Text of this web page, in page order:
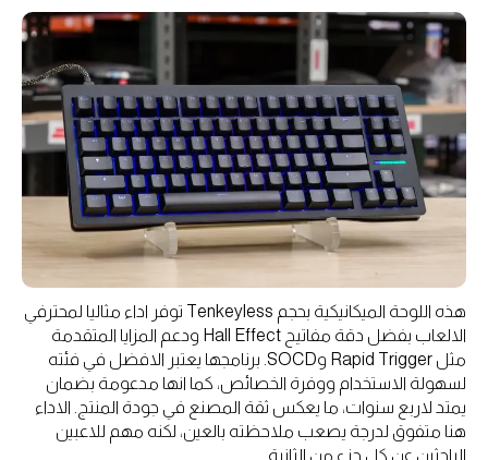
هذه اللوحة الميكانيكية بحجم Tenkeyless توفر اداء مثاليا لمحترفي
الالعاب بفضل دقة مفاتيح Hall Effect ودعم المزايا المتقدمة
مثل Rapid Trigger وSOCD. برنامجها يعتبر الافضل في فئته
لسهولة الاستخدام ووفرة الخصائص، كما انها مدعومة بضمان
يمتد لاربع سنوات، ما يعكس ثقة المصنع في جودة المنتج. الاداء
هنا متفوق لدرجة يصعب ملاحظته بالعين، لكنه مهم للاعبين
الباحثين عن كل جزء من الثانية.